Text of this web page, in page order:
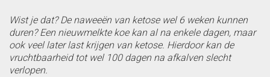
Wist je dat? De naweeën van ketose wel 6 weken kunnen
duren? Een nieuwmelkte koe kan al na enkele dagen, maar
ook veel later last krijgen van ketose. Hierdoor kan de
vruchtbaarheid tot wel 100 dagen na afkalven slecht
verlopen.